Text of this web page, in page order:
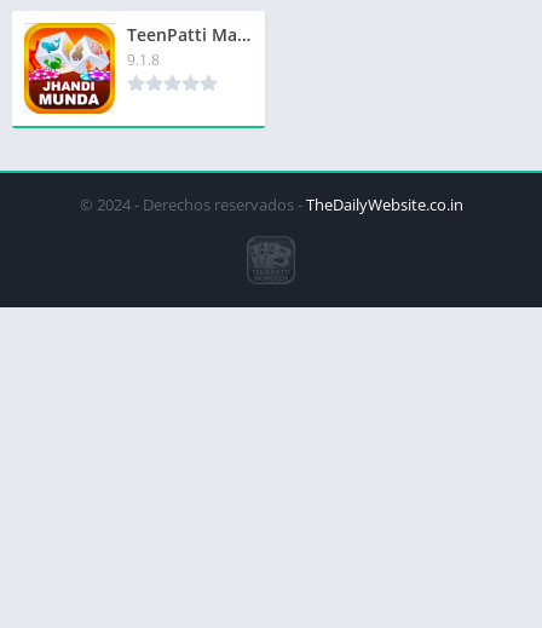
TeenPatti Master Jhandi Munda | तीनपत्ती मास्टर झंडी मुंडा | ₹201 बोनस
9.1.8
© 2024 - Derechos reservados -TheDailyWebsite.co.in